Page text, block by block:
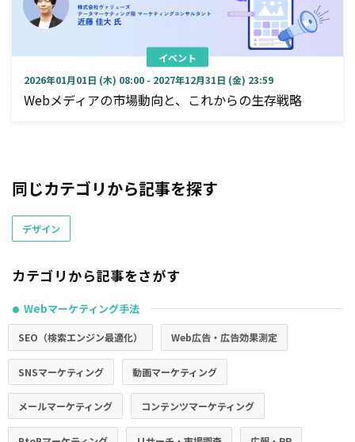
イベント
2026年01月01日 (木) 08:00 - 2027年12月31日 (金) 23:59
Webメディアの市場動向と、これからの生存戦略
同じカテゴリから記事を探す
デザイン
カテゴリから記事をさがす
● Webマーケティング手法
SEO（検索エンジン最適化） Web広告・広告効果測定
SNSマーケティング 動画マーケティング
メールマーケティング コンテンツマーケティング